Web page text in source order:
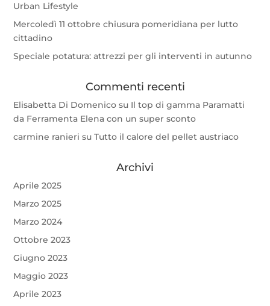
Urban Lifestyle
Mercoledì 11 ottobre chiusura pomeridiana per lutto
cittadino
Speciale potatura: attrezzi per gli interventi in autunno
Commenti recenti
Elisabetta Di Domenico su Il top di gamma Paramatti
da Ferramenta Elena con un super sconto
carmine ranieri suTutto il calore del pellet austriaco
Archivi
Aprile 2025
Marzo 2025
Marzo 2024
Ottobre 2023
Giugno 2023
Maggio 2023
Aprile 2023